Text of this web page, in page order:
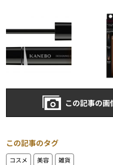
この記事の画
この記事のタグ
コスメ 美容 雑貨